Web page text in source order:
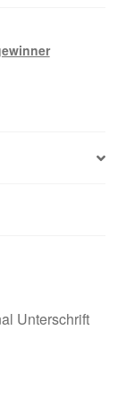
Unterschrift